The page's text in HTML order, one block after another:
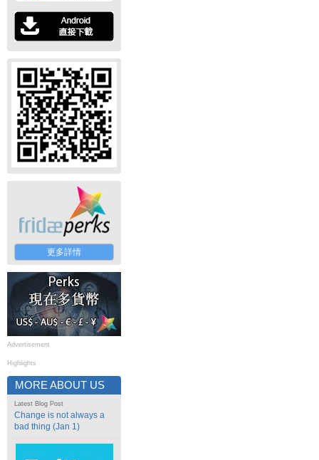
更多詳情
Advertisement
Highlights
MORE ABOUT US
Latest Blog Post
Change is not always a
bad thing (Jan 1)